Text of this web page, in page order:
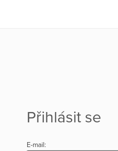
Přihlásit se
E-mail: